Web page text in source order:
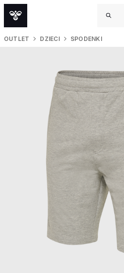
OUTLET DZIECI SPODENKI